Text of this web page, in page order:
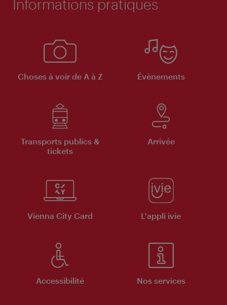
Informations pratiques
Choses à voir de A à Z Évènements
Transports publics &
tickets
Arrivée
Vienna City Card L'appli ivie
Accessibilité Nos services